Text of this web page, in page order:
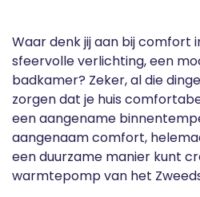
Waar denk jij aan bij comfort
sfeervolle verlichting, een
badkamer? Zeker, al die
zorgen dat je huis
een aangename
aangenaam comfort,
een duurzame manier kunt
warmtepomp van het